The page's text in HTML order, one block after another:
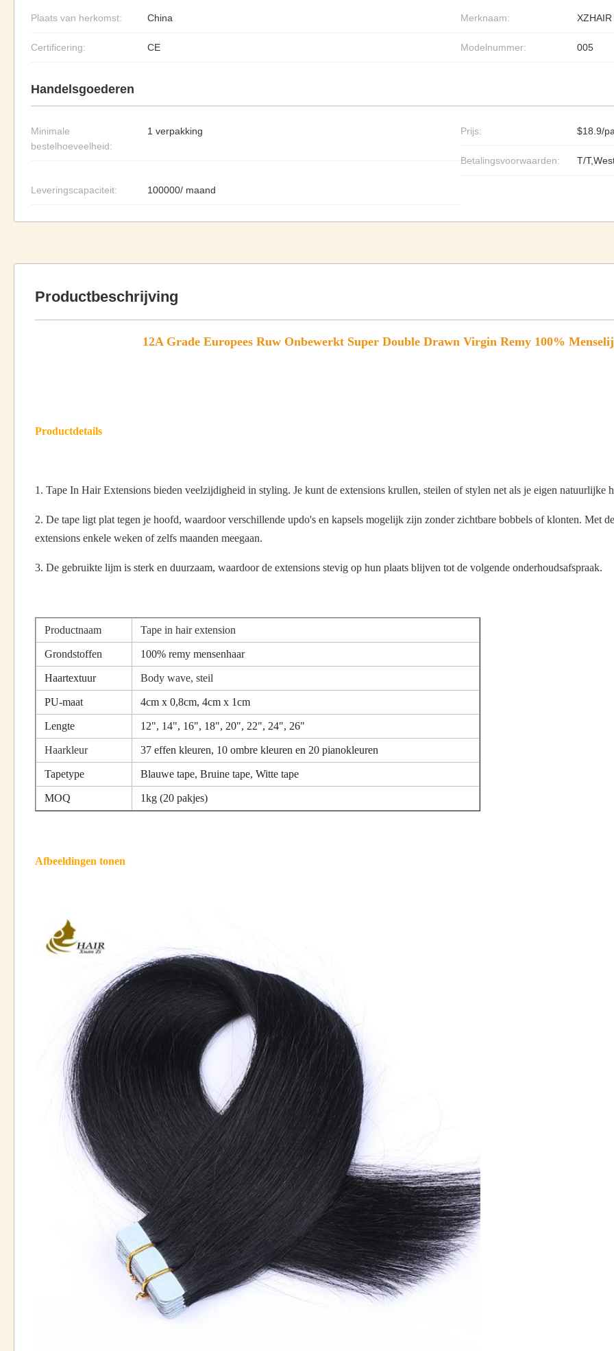
Plaats van herkomst: China Merknaam: XZHAIR
Certificering: CE Modelnummer: 005
Handelsgoederen
Minimale
bestelhoeveelheid:
1 verpakking Prijs: $18.9/
Betalingsvoorwaarden: T/
Leveringscapaciteit: 100000/ maand
Productbeschrijving
12A Grade Europees Ruw Onbewerkt Super Double Drawn Virgin Remy 100%
Productdetails
1. Tape In Hair Extensions bieden veelzijdigheid in styling. Je kunt de extensions krullen, steilen of stylen net als je eigen natuurlijke
2. De tape ligt plat tegen je hoofd, waardoor verschillende updo's en kapsels mogelijk zijn zonder zichtbare bobbels of klonten. Met
extensions enkele weken of zelfs maanden meegaan.
3. De gebruikte lijm is sterk en duurzaam, waardoor de extensions stevig op hun plaats blijven tot de volgende onderhoudsafspraak.
Productnaam Tape in hair extension
Grondstoffen 100% remy mensenhaar
Haartextuur Body wave, steil
PU-maat 4cm x 0,8cm, 4cm x 1cm
Lengte 12", 14", 16", 18", 20", 22", 24", 26"
Haarkleur 37 effen kleuren, 10 ombre kleuren en 20 pianokleuren
Tapetype Blauwe tape, Bruine tape, Witte tape
MOQ 1kg (20 pakjes)
Afbeeldingen tonen